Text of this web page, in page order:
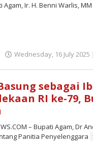
Ir. H. Benni Warlis, MM
Wednesday, 16 July 2025
sebagai
RI ke-79,
– Bupati Agam, Dr
Panitia Penyelenggara